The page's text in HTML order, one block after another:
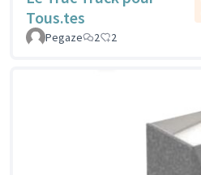
Tous.tes
Pegaze
2 2